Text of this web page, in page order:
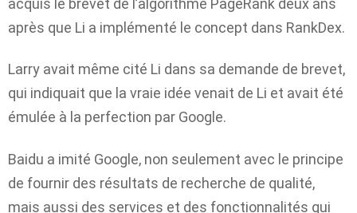
acquis le brevet de l’algorithme PageRank deux ans
après que Li a implémenté le concept dans RankDex.
Larry avait même cité Li dans sa demande de brevet,
qui indiquait que la vraie idée venait de Li et avait été
émulée à la perfection par Google.
Baidu a imité Google, non seulement avec le principe
de fournir des résultats de recherche de qualité,
mais aussi des services et des fonctionnalités qui